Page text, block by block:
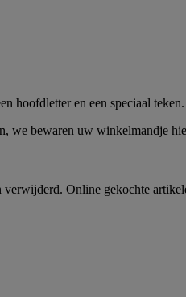
hoofdletter en een speciaal teken.
we bewaren uw winkelmandje
Online gekochte